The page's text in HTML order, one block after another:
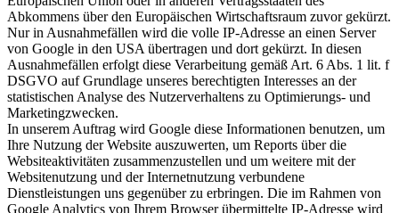
Abkommens über den Europäischen Wirtschaftsraum zuvor gekürzt.
Nur in Ausnahmefällen wird die volle IP-Adresse an einen Server
von Google in den USA übertragen und dort gekürzt. In diesen
Ausnahmefällen erfolgt diese Verarbeitung gemäß Art. 6 Abs. 1 lit. f
DSGVO auf Grundlage unseres berechtigten Interesses an der
statistischen Analyse des Nutzerverhaltens zu Optimierungs- und
Marketingzwecken.
In unserem Auftrag wird Google diese Informationen benutzen, um
Ihre Nutzung der Website auszuwerten, um Reports über die
Websiteaktivitäten zusammenzustellen und um weitere mit der
Websitenutzung und der Internetnutzung verbundene
Dienstleistungen uns gegenüber zu erbringen. Die im Rahmen von
Google Analytics von Ihrem Browser übermittelte IP-Adresse wird